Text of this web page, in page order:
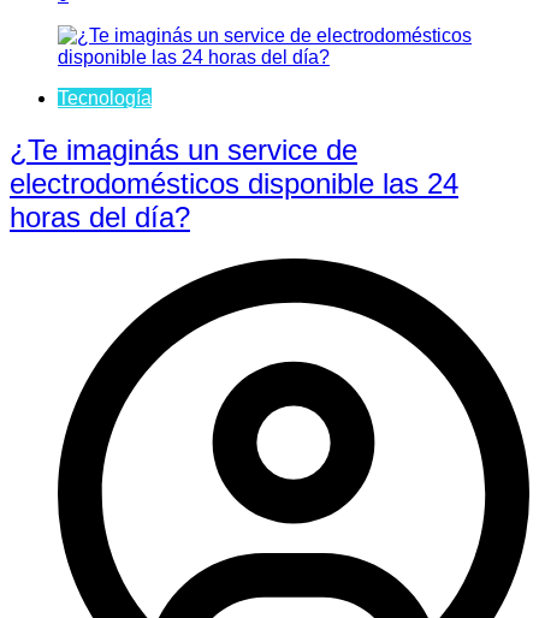
Tecnología
¿Te imaginás un service de
electrodomésticos disponible las 24
horas del día?